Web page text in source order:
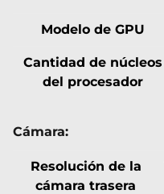
Modelo de GPU
Cantidad de núcleos
del procesador
Cámara:
Resolución de la
cámara trasera